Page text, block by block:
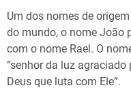
Um dos nomes de
do mundo, o nome João
com o nome Rael. O
“senhor da luz agraciado
Deus que luta com Ele”.